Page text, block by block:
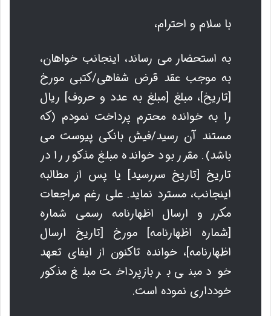
با سلام و احترام،
به استحضار می رساند، اینجانب خواهان،
به موجب عقد قرض شفاهی/کتبی مورخ
[تاریخ]، مبلغ [مبلغ به عدد و حروف] ریال
را به خوانده محترم پرداخت نمودم (که
مستند آن رسید/فیش بانکی پیوست می
باشد). مقرر بود خوانده مبلغ مذکور را در
تاریخ [تاریخ سررسید] یا پس از مطالبه
اینجانب، مسترد نماید. علی رغم مراجعات
مکرر و ارسال اظهارنامه رسمی شماره
[شماره اظهارنامه] مورخ [تاریخ ارسال
اظهارنامه]، خوانده تاکنون از ایفای تعهد
خود مبنی بر بازپرداخت مبلغ مذکور
خودداری نموده است.